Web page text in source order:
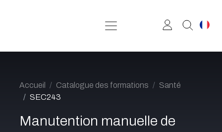
Accueil Catalogue des formations
Santé
SEC243
Manutention manuelle de